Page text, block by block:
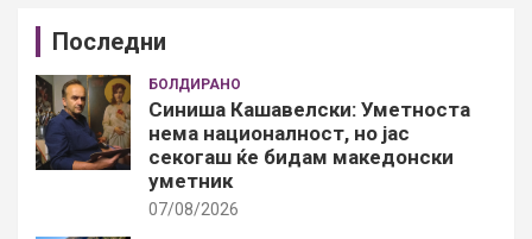
Последни
БОЛДИРАНО
Синиша Кашавелски: Уметноста
нема националност, но јас
секогаш ќе бидам македонски
уметник
07/08/2026